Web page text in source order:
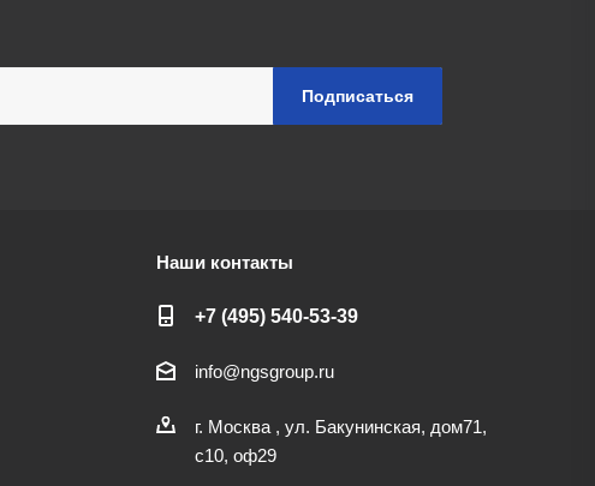
Наши контакты
+7 (495) 540-53-39
info@ngsgroup.ru
г. Москва , ул. Бакунинская, дом71,
с10, оф29